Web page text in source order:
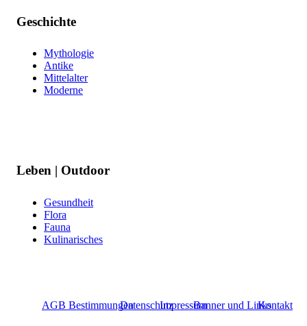
Geschichte
Mythologie
Antike
Mittelalter
Moderne
Leben | Outdoor
Gesundheit
Flora
Fauna
Kulinarisches
AGB BestimmungenDatenschutzImpressumBanner und LinksKontakt